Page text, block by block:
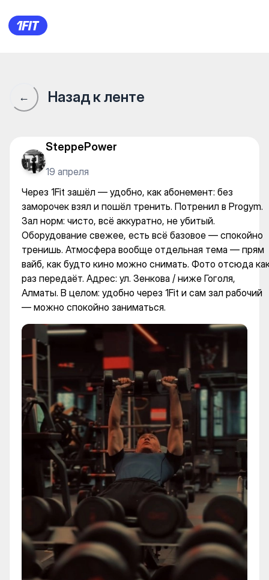
ProGym — Gym
← Назад к ленте
SteppePower
19 апреля
Через 1Fit зашёл — удобно, как абонемент: без
заморочек взял и пошёл тренить. Потренил в Progym.
Зал норм: чисто, всё аккуратно, не убитый.
Оборудование свежее, есть всё базовое — спокойно
тренишь. Атмосфера вообще отдельная тема — прям
вайб, как будто кино можно снимать. Фото отсюда
раз передаёт. Адрес: ул. Зенкова / ниже Гоголя,
Алматы. В целом: удобно через 1Fit и сам зал рабочий
— можно спокойно заниматься.